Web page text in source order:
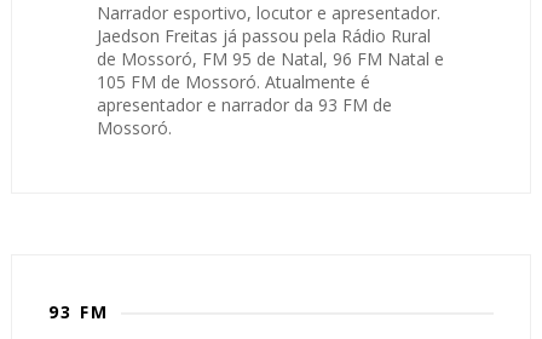
Narrador esportivo, locutor e apresentador.
Jaedson Freitas já passou pela Rádio Rural
de Mossoró, FM 95 de Natal, 96 FM Natal e
105 FM de Mossoró. Atualmente é
apresentador e narrador da 93 FM de
Mossoró.
93 FM